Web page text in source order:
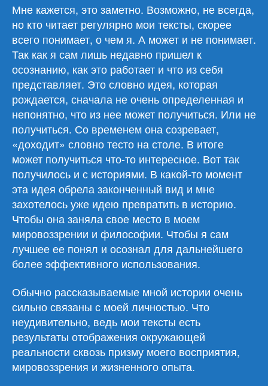
Мне кажется, это заметно. Возможно, не всегда,
но кто читает регулярно мои тексты, скорее
всего понимает, о чем я. А может и не понимает.
Так как я сам лишь недавно пришел к
осознанию, как это работает и что из себя
представляет. Это словно идея, которая
рождается, сначала не очень определенная и
непонятно, что из нее может получиться. Или не
получиться. Со временем она созревает,
«доходит» словно тесто на столе. В итоге
может получиться что-то интересное. Вот так
получилось и с историями. В какой-то момент
эта идея обрела законченный вид и мне
захотелось уже идею превратить в историю.
Чтобы она заняла свое место в моем
мировоззрении и философии. Чтобы я сам
лучшее ее понял и осознал для дальнейшего
более эффективного использования.
Обычно рассказываемые мной истории очень
сильно связаны с моей личностью. Что
неудивительно, ведь мои тексты есть
результаты отображения окружающей
реальности сквозь призму моего восприятия,
мировоззрения и жизненного опыта.